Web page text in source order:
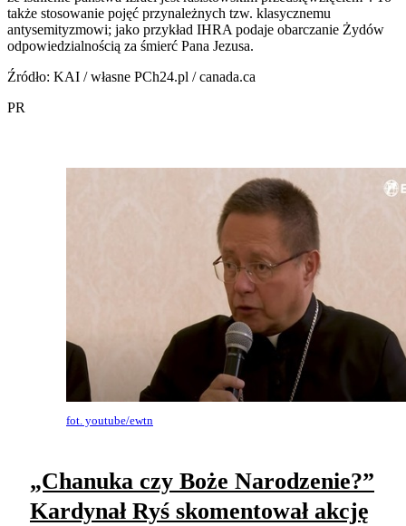
także stosowanie pojęć przynależnych tzw. klasycznemu
antysemityzmowi; jako przykład IHRA podaje obarczanie Żydów
odpowiedzialnością za śmierć Pana Jezusa.
Źródło: KAI / własne PCh24.pl / canada.ca
PR
fot. youtube/ewtn
„Chanuka czy Boże Narodzenie?”
Kardynał Ryś skomentował akcję